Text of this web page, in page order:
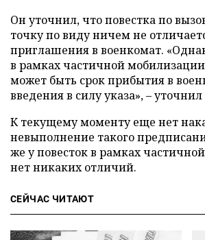
Он уточнил, что повестка по
точку по виду ничем не
приглашения в военкомат.
в рамках частичной
может быть срок прибытия в
введения в силу указа», –
К текущему моменту еще нет
невыполнение такого
же у повесток в рамках
нет никаких отличий.
СЕЙЧАС ЧИТАЮТ